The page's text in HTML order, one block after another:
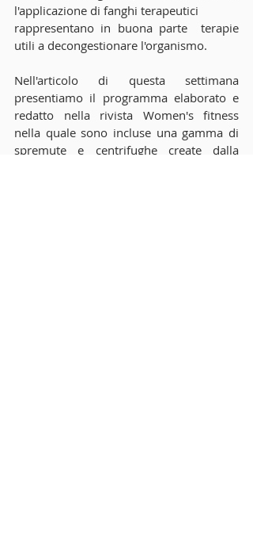
l'applicazione di fanghi terapeutici
rappresentano in buona parte  terapie
utili a decongestionare l'organismo.
Nell'articolo di questa settimana
presentiamo il programma elaborato e
redatto nella rivista Women's fitness
nella quale sono incluse una gamma di
spremute e centrifughe create dalla